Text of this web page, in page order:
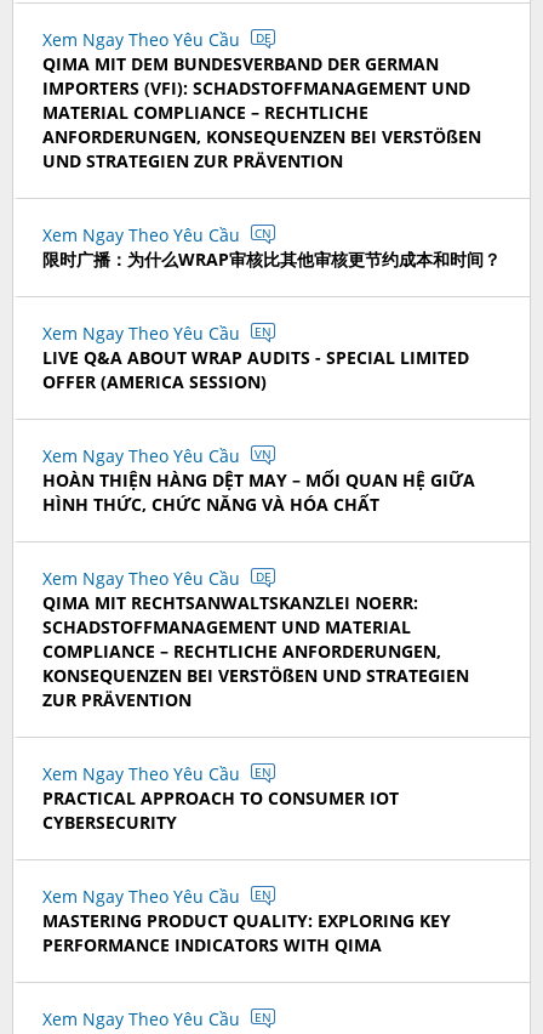
Xem Ngay Theo Yêu Cầu DE
QIMA MIT DEM BUNDESVERBAND DER GERMAN
IMPORTERS (VFI): SCHADSTOFFMANAGEMENT UND
MATERIAL COMPLIANCE – RECHTLICHE
ANFORDERUNGEN, KONSEQUENZEN BEI VERSTÖßEN
UND STRATEGIEN ZUR PRÄVENTION
Xem Ngay Theo Yêu Cầu CN
限时广播：为什么WRAP审核比其他审核更节约成本和时间？
Xem Ngay Theo Yêu Cầu EN
LIVE Q&A ABOUT WRAP AUDITS - SPECIAL LIMITED
OFFER (AMERICA SESSION)
Xem Ngay Theo Yêu Cầu VN
HOÀN THIỆN HÀNG DỆT MAY – MỐI QUAN HỆ GIỮA
HÌNH THỨC, CHỨC NĂNG VÀ HÓA CHẤT
Xem Ngay Theo Yêu Cầu DE
QIMA MIT RECHTSANWALTSKANZLEI NOERR:
SCHADSTOFFMANAGEMENT UND MATERIAL
COMPLIANCE – RECHTLICHE ANFORDERUNGEN,
KONSEQUENZEN BEI VERSTÖßEN UND STRATEGIEN
ZUR PRÄVENTION
Xem Ngay Theo Yêu Cầu EN
PRACTICAL APPROACH TO CONSUMER IOT
CYBERSECURITY
Xem Ngay Theo Yêu Cầu EN
MASTERING PRODUCT QUALITY: EXPLORING KEY
PERFORMANCE INDICATORS WITH QIMA
Xem Ngay Theo Yêu Cầu EN